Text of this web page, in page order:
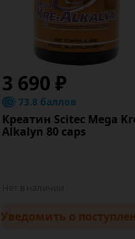
3 690 ₽
73.8 баллов
Креатин Scitec Mega
Alkalyn 80 caps
Уведомить о